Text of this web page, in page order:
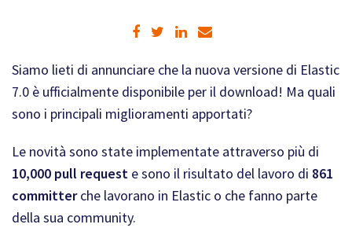
Siamo lieti di annunciare che la nuova versione di Elastic
7.0 è ufficialmente disponibile per il download! Ma quali
sono i principali miglioramenti apportati?
Le novità sono state implementate attraverso più di
10,000 pull request e sono il risultato del lavoro di 861
committerche lavorano in Elastic o che fanno parte
della sua community.